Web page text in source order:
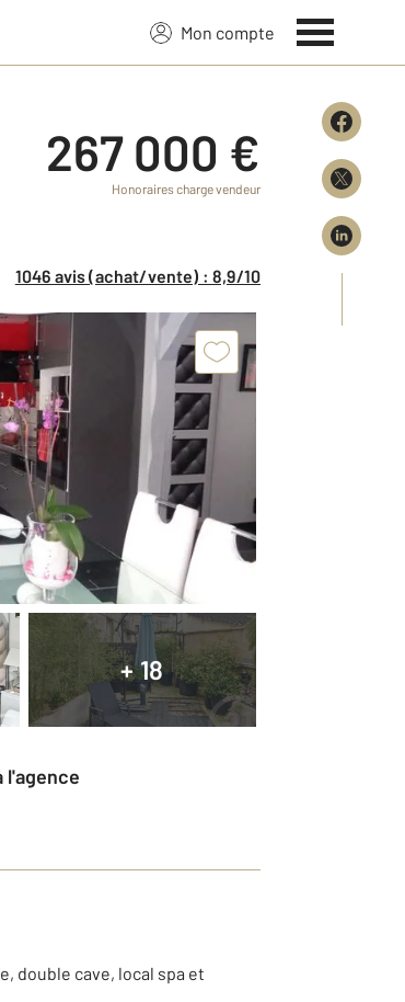
Mon compte
267 000 €
Honoraires charge vendeur
1046 avis (achat/vente) : 8,9/10
+ 18
l'agence
double cave, local spa et